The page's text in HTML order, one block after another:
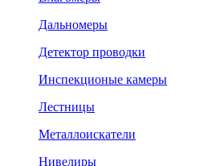
Дальномеры
Детектор проводки
Инспекционые камеры
Лестницы
Металлоискатели
Нивелиры